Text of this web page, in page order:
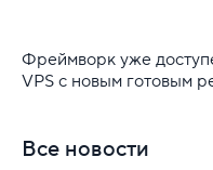
Фреймворк уже
VPS с новым готовым
Все новости